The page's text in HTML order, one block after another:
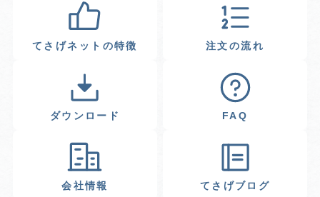
てさげネットの特徴 注文の流れ
ダウンロード FAQ
会社情報 てさげブログ